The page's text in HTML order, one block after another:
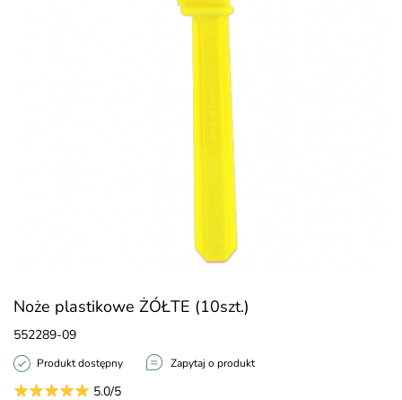
Noże plastikowe ŻÓŁTE (10szt.)
552289-09
Produkt dostępny Zapytaj o produkt
5.0/5